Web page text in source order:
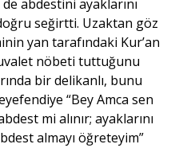
abdestini ayaklarını
seğirtti. Uzaktan göz
yan tarafındaki Kur’an
nöbeti tuttuğunu
bir delikanlı, bunu
“Bey Amca sen
mi alınır; ayaklarını
almayı öğreteyim”